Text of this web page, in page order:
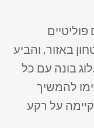
באזור, והביע
בונה עם כל
להמשיך
על רקע